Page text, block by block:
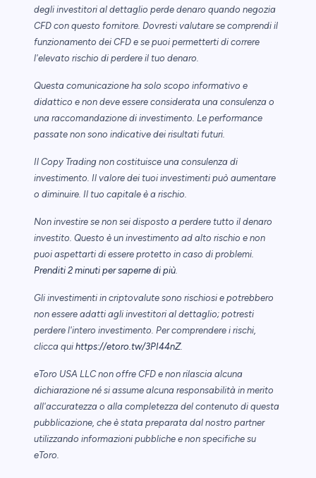
degli investitori al dettaglio perde denaro quando negozia
CFD con questo fornitore. Dovresti valutare se comprendi il
funzionamento dei CFD e se puoi permetterti di correre
l'elevato rischio di perdere il tuo denaro.
Questa comunicazione ha solo scopo informativo e
didattico e non deve essere considerata una consulenza o
una raccomandazione di investimento. Le performance
passate non sono indicative dei risultati futuri.
Il Copy Trading non costituisce una consulenza di
investimento. Il valore dei tuoi investimenti può aumentare
o diminuire. Il tuo capitale è a rischio.
Non investire se non sei disposto a perdere tutto il denaro
investito. Questo è un investimento ad alto rischio e non
puoi aspettarti di essere protetto in caso di problemi.
Prenditi 2 minuti per saperne di più.
Gli investimenti in criptovalute sono rischiosi e potrebbero
non essere adatti agli investitori al dettaglio; potresti
perdere l'intero investimento. Per comprendere i rischi,
clicca qui https://etoro.tw/3PI44nZ.
eToro USA LLC non offre CFD e non rilascia alcuna
dichiarazione né si assume alcuna responsabilità in merito
all'accuratezza o alla completezza del contenuto di questa
pubblicazione, che è stata preparata dal nostro partner
utilizzando informazioni pubbliche e non specifiche su
eToro.